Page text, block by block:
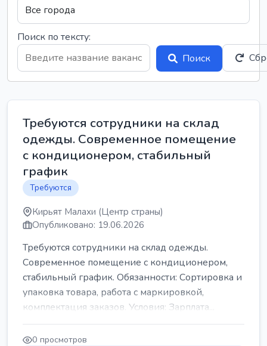
Поиск по тексту:
Поиск
Требуются сотрудники на склад
одежды. Современное помещение
с кондиционером, стабильный
график
Требуются
Кирьят Малахи (Центр страны)
Опубликовано: 19.06.2026
Требуются сотрудники на склад одежды.
Современное помещение с кондиционером,
стабильный график. Обязанности: Сортировка и
упаковка товара, работа с маркировкой,
комплектация заказов. Условия: Зарплата...
0 просмотров